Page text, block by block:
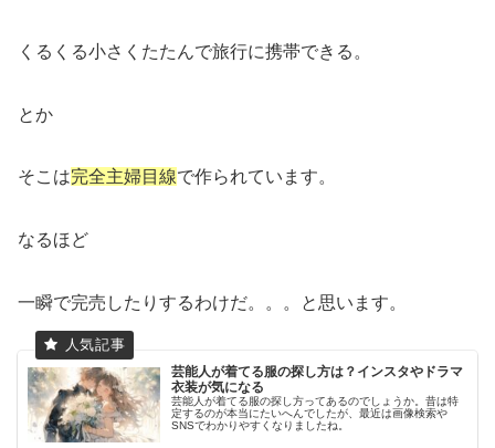
くるくる小さくたたんで旅行に携帯できる。
とか
そこは完全主婦目線で作られています。
なるほど
一瞬で完売したりするわけだ。。。と思います。
芸能人が着てる服の探し方は？インスタやドラマ
衣装が気になる
芸能人が着てる服の探し方ってあるのでしょうか。昔は特
定するのが本当にたいへんでしたが、最近は画像検索や
SNSでわかりやすくなりましたね。